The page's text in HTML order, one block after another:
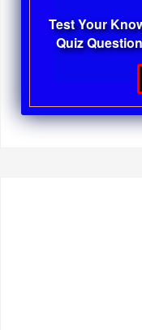
Test Your
Quiz